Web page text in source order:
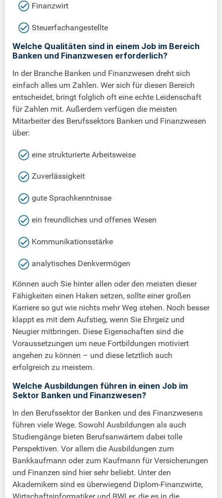
Finanzwirt
Steuerfachangestellte
Welche Qualitäten sind in einem Job im Bereich
Banken und Finanzwesen erforderlich?
In der Branche Banken und Finanzwesen dreht sich
einfach alles um Zahlen. Wer sich für diesen Bereich
entscheidet, bringt folglich oft eine echte Leidenschaft
für Zahlen mit. Außerdem verfügen die meisten
Mitarbeiter des Berufssektors Banken und Finanzwesen
über:
eine strukturierte Arbeitsweise
Zuverlässigkeit
gute Sprachkenntnisse
ein freundliches und offenes Wesen
Kommunikationsstärke
analytisches Denkvermögen
Können auch Sie hinter allen oder den meisten dieser
Fähigkeiten einen Haken setzen, sollte einer großen
Karriere so gut wie nichts mehr Weg stehen. Noch besser
klappt es mit dem Aufstieg, wenn Sie Ehrgeiz und
Neugier mitbringen. Diese Eigenschaften sind die
Voraussetzungen um neue Fortbildungen motiviert
angehen zu können – und diese letztlich auch
erfolgreich zu meistern.
Welche Ausbildungen führen in einen Job im
Sektor Banken und Finanzwesen?
In den Berufssektor der Banken und des Finanzwesens
führen viele Wege. Sowohl Ausbildungen als auch
Studiengänge bieten Berufsanwärtern dabei tolle
Perspektiven. Vor allem die Ausbildungen zum
Bankkaufmann oder zum Kaufmann für Versicherungen
und Finanzen sind hier sehr beliebt. Unter den
Akademikern sind es überwiegend Diplom-Finanzwirte,